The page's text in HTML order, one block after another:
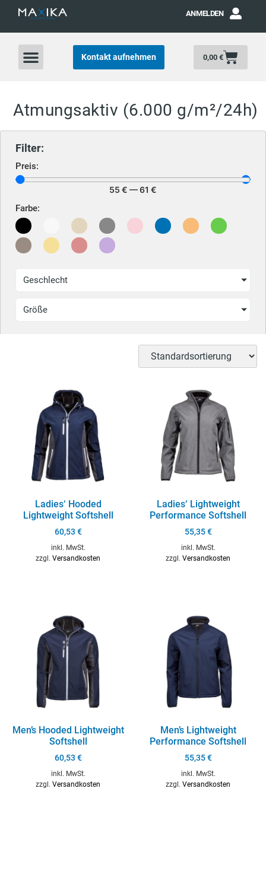
ANMELDEN
Kontakt aufnehmen 0,00 €
Atmungsaktiv (6.000 g/m²/24h)
Filter:
Preis:
55 € —61 €
Farbe:
Geschlecht
Größe
Ladies‘ Hooded
Lightweight Softshell
60,53 €
inkl. MwSt.
zzgl. Versandkosten
Ladies‘ Lightweight
Performance Softshell
55,35€
inkl. MwSt.
zzgl. Versandkosten
Men’s Hooded Lightweight
Softshell
60,53 €
inkl. MwSt.
zzgl. Versandkosten
Men’s Lightweight
Performance Softshell
55,35€
inkl. MwSt.
zzgl. Versandkosten